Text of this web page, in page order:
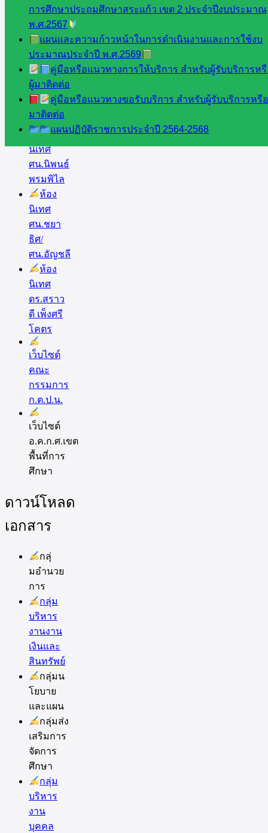
การศึกษาประถมศึกษาสระแก้ว เขต 2 ประจำปีงบประมาณ
พ.ศ.2567
แผนและความก้าวหน้าในการดำเนินงานและการใช้งบ
ประมาณประจำปี พ.ศ.2569
คู่มือหรือแนวทางการให้บริการ สำหรับผู้รับบริการห
ผู้มาติดต่อ
คู่มือหรือแนวทางขอรับบริการ สำหรับผู้รับบริการหรื
มาติดต่อ
แผนปฏิบัติราชการประจำปี 2564-2568
ติดตาม
และประ
เมินผลฯ
เว็บไซต์
หลักสูตร
ต้าน
ทุจริต
ห้อง
นิเทศ
ศน.นิพนธ์
พรมพิไล
ห้อง
นิเทศ
ศน.ชยา
ธิศ/
ศน.อัญชลี
ห้อง
นิเทศ
ดร.สราว
ดี เพ็งศรี
โคตร
เว็บไซต์
คณะ
กรรมการ
ก.ต.ป.น.
เว็บไซต์
อ.ค.ก.ศ.เขต
พื้นที่การ
ศึกษา
ดาวน์โหลด
เอกสาร
กลุ่
มอำนวย
การ
กลุ่ม
บริหาร
งานงาน
เงินและ
สินทรัพย์
กลุ่มน
โยบาย
และแผน
กลุ่มส่ง
เสริมการ
จัดการ
ศึกษา
กลุ่ม
บริหาร
งาน
บุคคล